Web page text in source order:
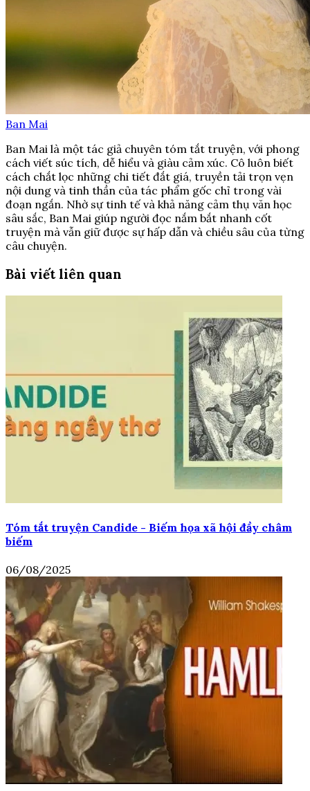
Ban Mai
Ban Mai là một tác giả chuyên tóm tắt truyện, với phong
cách viết súc tích, dễ hiểu và giàu cảm xúc. Cô luôn biết
cách chắt lọc những chi tiết đắt giá, truyền tải trọn vẹn
nội dung và tinh thần của tác phẩm gốc chỉ trong vài
đoạn ngắn. Nhờ sự tinh tế và khả năng cảm thụ văn học
sâu sắc, Ban Mai giúp người đọc nắm bắt nhanh cốt
truyện mà vẫn giữ được sự hấp dẫn và chiều sâu của từng
câu chuyện.
Bài viết liên quan
Tóm tắt truyện Candide - Biếm họa xã hội đầy châm
biếm
06/08/2025